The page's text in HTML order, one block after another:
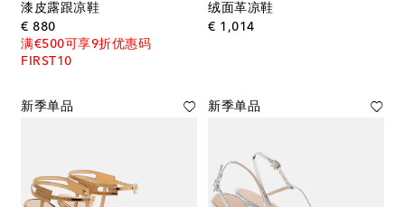
漆皮露跟凉鞋
€ 880original price
满€500可享9折优惠码
FIRST10
绒面革凉鞋
€ 1,014original price
新季单品 新季单品